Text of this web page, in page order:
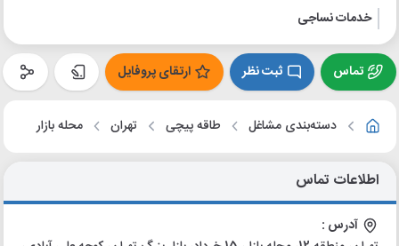
خدمات نساجی
تماس ثبت نظر ارتقای پروفایل
دسته‌بندی مشاغل طاقه پیچی تهران محله بازار
اطلاعات تماس
آدرس :